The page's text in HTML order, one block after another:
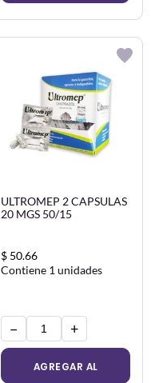
CARRITO
ULTROMEP 2 CAPSULAS
20 MGS 50/15
$ 50.66
Contiene 1 unidades
− +
AGREGAR AL